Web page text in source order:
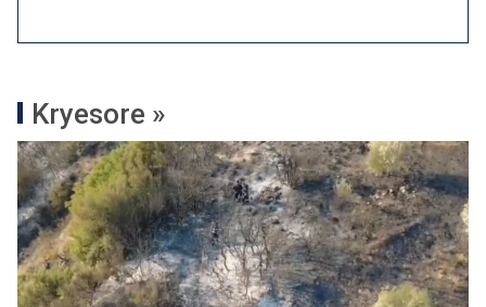
Kryesore »